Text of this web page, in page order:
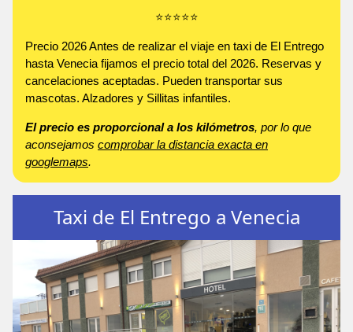
⭐️⭐️⭐️⭐️⭐️
Precio 2026 Antes de realizar el viaje en taxi de El Entrego
hasta Venecia fijamos el precio total del 2026. Reservas y
cancelaciones aceptadas. Pueden transportar sus
mascotas. Alzadores y Sillitas infantiles.
El precio es proporcional a los kilómetros, por lo que
aconsejamos comprobar la distancia exacta en
googlemaps.
Taxi de El Entrego a Venecia